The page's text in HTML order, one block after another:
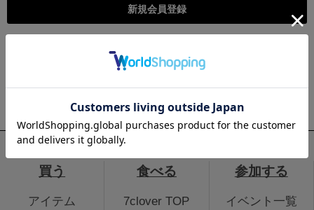
こちらは個人様向けのページとなります。法人のお客様のログイ
法人のお客さまはこちら
買う
アイテム
食べる
7clover TOP
参加する
イベント一覧